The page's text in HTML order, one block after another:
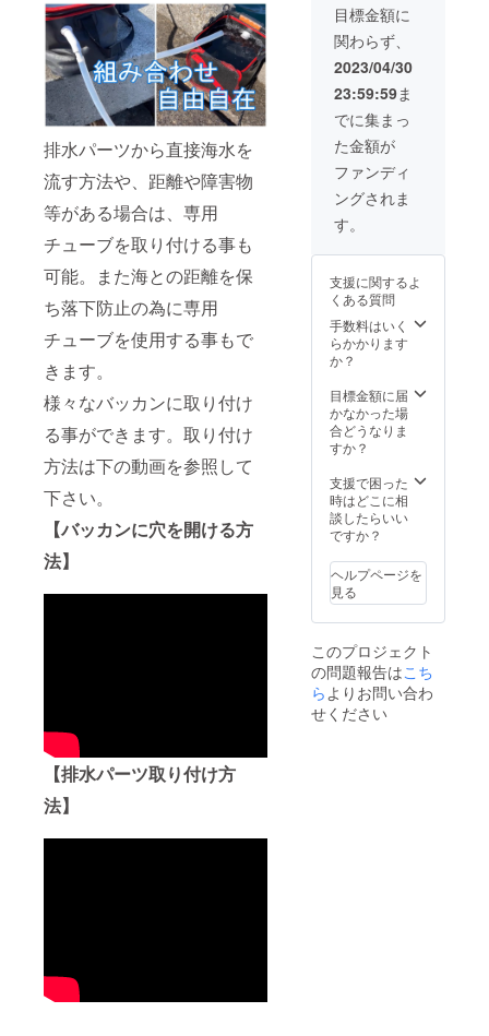
排水パーツから直接海水を
流す方法や、距離や障害物
等がある場合は、専用
チューブを取り付ける事も
可能。また海との距離を保
ち落下防止の為に専用
チューブを使用する事もで
きます。
様々なバッカンに取り付け
る事ができます。取り付け
方法は下の動画を参照して
下さい。
【バッカンに穴を開ける方
法】
【排水パーツ取り付け方
法】
目標金額に
関わらず、
2023/04/30
23:59:59ま
でに集まっ
た金額が
ファンディ
ングされま
す。
支援に関するよ
くある質問
手数料はいく
らかかります
か？
目標金額に届
かなかった場
合どうなりま
すか？
支援で困った
時はどこに相
談したらいい
ですか？
ヘルプページを
見る
このプロジェクト
の問題報告はこち
ら よりお問い合わ
せください